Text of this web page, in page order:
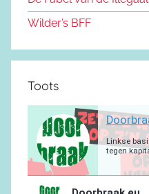
k
Wilder’s BFF
Toots